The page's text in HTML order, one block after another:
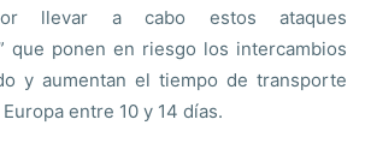
llevar a cabo estos ataques
que ponen en riesgo los intercambios
y aumentan el tiempo de transporte
entre 10 y 14 días.